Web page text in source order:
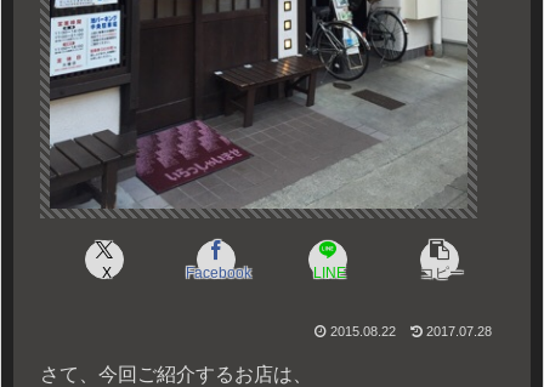
X Facebook LINE コピー
2015.08.22 2017.07.28
さて、今回ご紹介するお店は、